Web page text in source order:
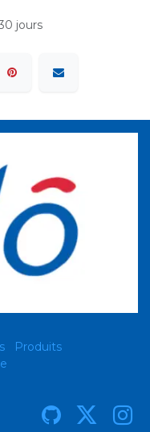
jours
Produits